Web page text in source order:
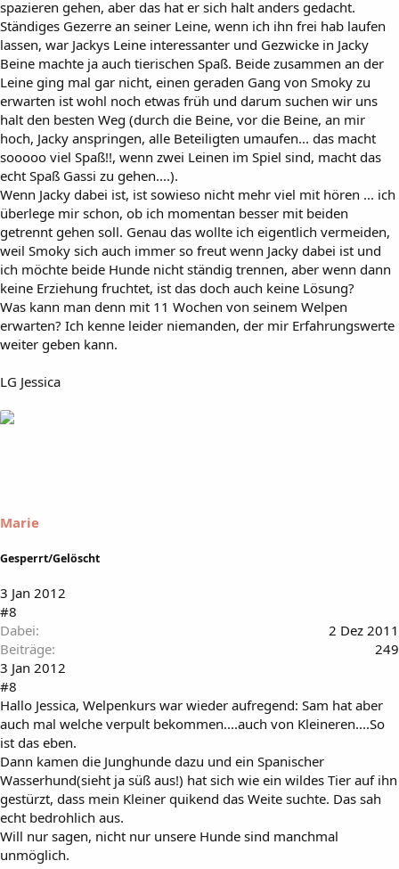
spazieren gehen, aber das hat er sich halt anders gedacht.
Ständiges Gezerre an seiner Leine, wenn ich ihn frei hab laufen
lassen, war Jackys Leine interessanter und Gezwicke in Jacky
Beine machte ja auch tierischen Spaß. Beide zusammen an der
Leine ging mal gar nicht, einen geraden Gang von Smoky zu
erwarten ist wohl noch etwas früh und darum suchen wir uns
halt den besten Weg (durch die Beine, vor die Beine, an mir
hoch, Jacky anspringen, alle Beteiligten umaufen... das macht
sooooo viel Spaß!!, wenn zwei Leinen im Spiel sind, macht das
echt Spaß Gassi zu gehen....).
Wenn Jacky dabei ist, ist sowieso nicht mehr viel mit hören ... ich
überlege mir schon, ob ich momentan besser mit beiden
getrennt gehen soll. Genau das wollte ich eigentlich vermeiden,
weil Smoky sich auch immer so freut wenn Jacky dabei ist und
ich möchte beide Hunde nicht ständig trennen, aber wenn dann
keine Erziehung fruchtet, ist das doch auch keine Lösung?
Was kann man denn mit 11 Wochen von seinem Welpen
erwarten? Ich kenne leider niemanden, der mir Erfahrungswerte
weiter geben kann.
LG Jessica
Marie
Gesperrt/Gelöscht
3 Jan 2012
#8
Dabei
2 Dez 2011
Beiträge
249
3 Jan 2012
#8
Hallo Jessica, Welpenkurs war wieder aufregend: Sam hat aber
auch mal welche verpult bekommen....auch von Kleineren....So
ist das eben.
Dann kamen die Junghunde dazu und ein Spanischer
Wasserhund(sieht ja süß aus!) hat sich wie ein wildes Tier auf ihn
gestürzt, dass mein Kleiner quikend das Weite suchte. Das sah
echt bedrohlich aus.
Will nur sagen, nicht nur unsere Hunde sind manchmal
unmöglich.